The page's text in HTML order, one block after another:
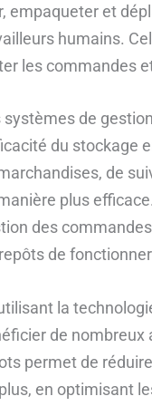
empaqueter et
humains.
les commandes
systèmes de
du
de
plus
des
de
la
de nombreux
permet de
en optimisant